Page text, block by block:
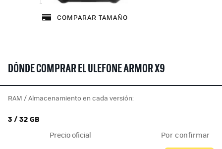
COMPARAR TAMAÑO
DÓNDE COMPRAR EL ULEFONE ARMOR X9
RAM / Almacenamiento en cada versión:
3 / 32 GB
Precio oficial Por confirmar